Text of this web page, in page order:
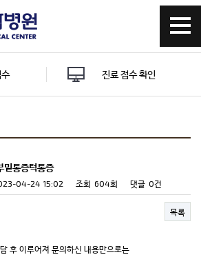
진료 접수 확인
밑통증턱통증
04-24 15:02 조회 604회 댓글 0건
목록
후 이루어져 문의하신 내용만으로는